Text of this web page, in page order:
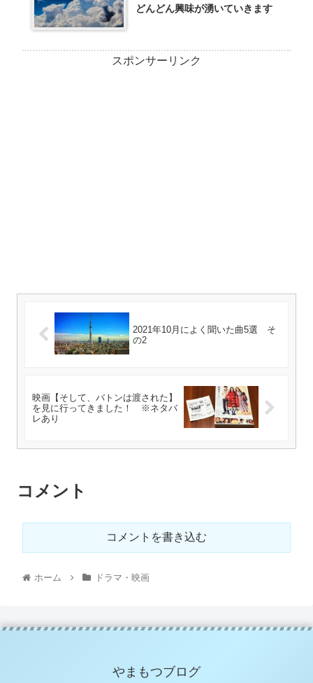
どんどん興味が湧いていきます
スポンサーリンク
2021年10月によく聞いた曲5選 そ
の2
映画【そして、バトンは渡された】
を見に行ってきました！ ※ネタバ
レあり
コメント
コメントを書き込む
ホーム ドラマ・映画
やまもつブログ